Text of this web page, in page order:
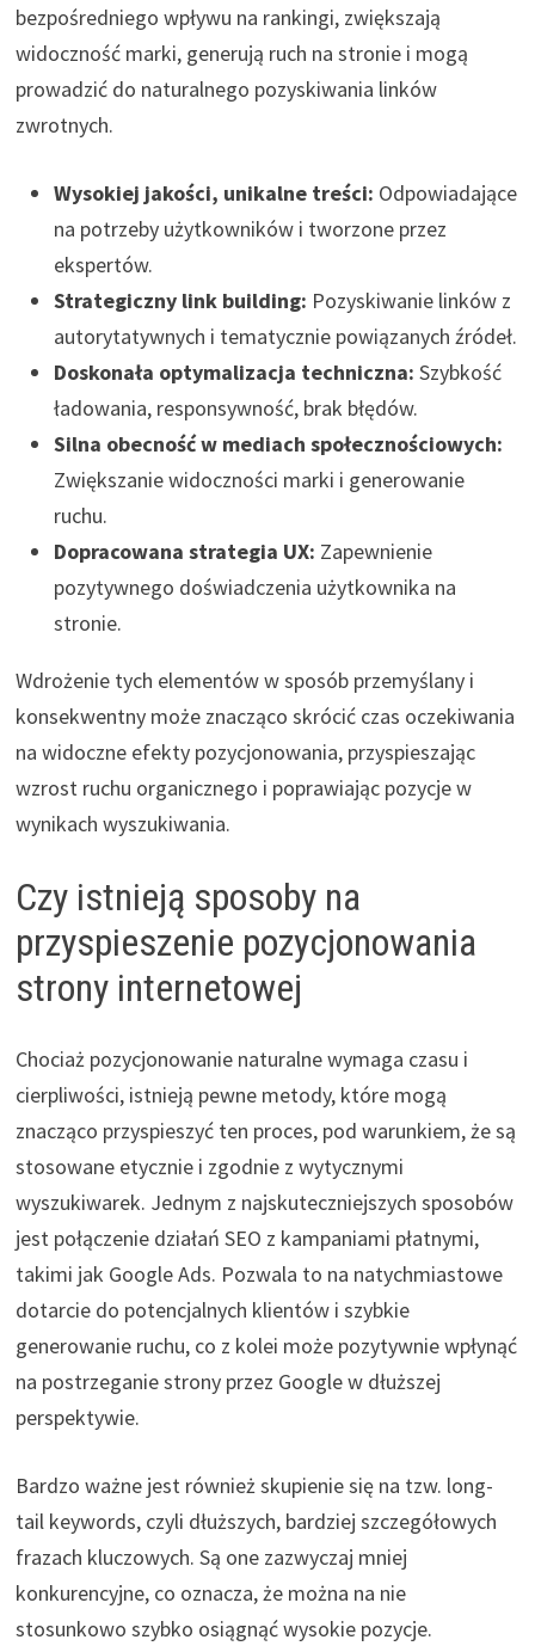
bezpośredniego wpływu na rankingi, zwiększają
widoczność marki, generują ruch na stronie i mogą
prowadzić do naturalnego pozyskiwania linków
zwrotnych.
Wysokiej jakości, unikalne treści: Odpowiadające
na potrzeby użytkowników i tworzone przez
ekspertów.
Strategiczny link building: Pozyskiwanie linków z
autorytatywnych i tematycznie powiązanych źródeł.
Doskonała optymalizacja techniczna: Szybkość
ładowania, responsywność, brak błędów.
Silna obecność w mediach społecznościowych:
Zwiększanie widoczności marki i generowanie
ruchu.
Dopracowana strategia UX: Zapewnienie
pozytywnego doświadczenia użytkownika na
stronie.
Wdrożenie tych elementów w sposób przemyślany i
konsekwentny może znacząco skrócić czas oczekiwania
na widoczne efekty pozycjonowania, przyspieszając
wzrost ruchu organicznego i poprawiając pozycje w
wynikach wyszukiwania.
Czy istnieją sposoby na
przyspieszenie pozycjonowania
strony internetowej
Chociaż pozycjonowanie naturalne wymaga czasu i
cierpliwości, istnieją pewne metody, które mogą
znacząco przyspieszyć ten proces, pod warunkiem, że są
stosowane etycznie i zgodnie z wytycznymi
wyszukiwarek. Jednym z najskuteczniejszych sposobów
jest połączenie działań SEO z kampaniami płatnymi,
takimi jak Google Ads. Pozwala to na natychmiastowe
dotarcie do potencjalnych klientów i szybkie
generowanie ruchu, co z kolei może pozytywnie wpłynąć
na postrzeganie strony przez Google w dłuższej
perspektywie.
Bardzo ważne jest również skupienie się na tzw. long-
tail keywords, czyli dłuższych, bardziej szczegółowych
frazach kluczowych. Są one zazwyczaj mniej
konkurencyjne, co oznacza, że można na nie
stosunkowo szybko osiągnąć wysokie pozycje.